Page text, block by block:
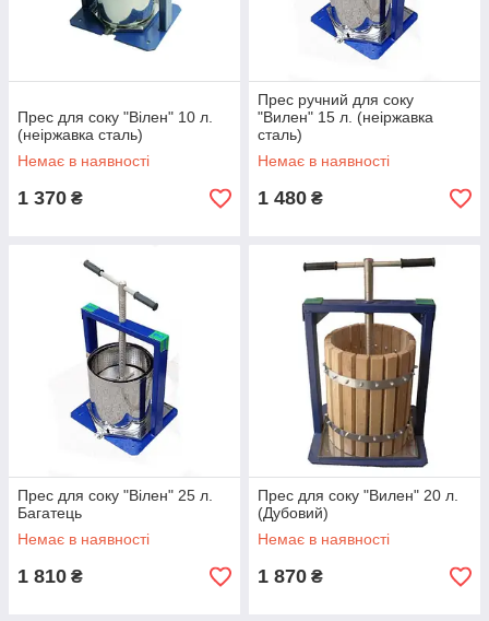
Прес для соку "Вілен" 10 л.
(неіржавка сталь)
Немає в наявності
1 370 ₴
Прес ручний для соку
"Вилен" 15 л. (неіржавка
сталь)
Немає в наявності
1 480 ₴
Прес для соку "Вілен" 25 л.
Багатець
Немає в наявності
1 810 ₴
Прес для соку "Вилен" 20 л.
(Дубовий)
Немає в наявності
1 870 ₴